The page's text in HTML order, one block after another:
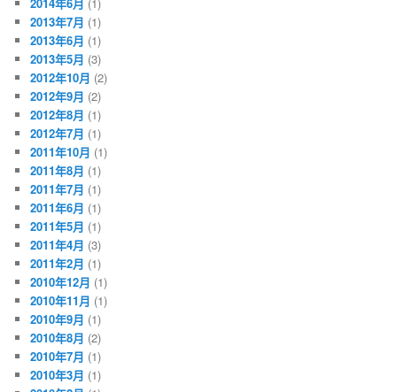
2013年7月 (1)
2013年6月 (1)
2013年5月 (3)
2012年10月 (2)
2012年9月 (2)
2012年8月 (1)
2012年7月 (1)
2011年10月 (1)
2011年8月 (1)
2011年7月 (1)
2011年6月 (1)
2011年5月 (1)
2011年4月 (3)
2011年2月 (1)
2010年12月 (1)
2010年11月 (1)
2010年9月 (1)
2010年8月 (2)
2010年7月 (1)
2010年3月 (1)